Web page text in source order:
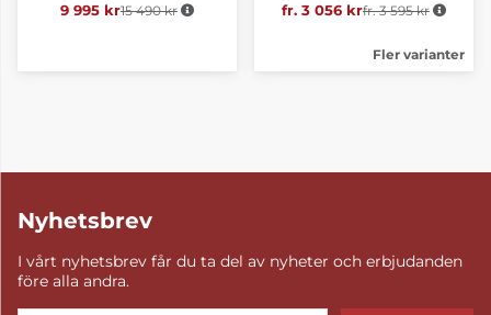
9 995 kr Ordinarie pris:
15 490 kr fr. 3 056 krOrdinarie pris:
fr. 3 595 kr
Fler varianter
Nyhetsbrev
I vårt nyhetsbrev får du ta del av nyheter och erbjudanden
före alla andra.